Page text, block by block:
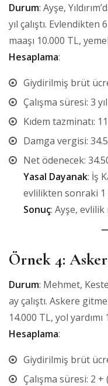
Durum: Ayşe,
yıl çalıştı.
maaşı 10.000 TL,
Hesaplama:
Giydirilmiş brüt
Çalışma süresi: 3 yıl
Kıdem tazminatı:
Damga vergisi:
Net ödenecek:
Yasal Dayanak: İş
evlilikten sonraki 1
Sonuç: Ayşe, evlilik
Örnek 4:
Durum: Mehmet,
ay çalıştı. Askere
14.000 TL, yol yardımı
Hesaplama:
Giydirilmiş brüt
Çalışma süresi: 2 +